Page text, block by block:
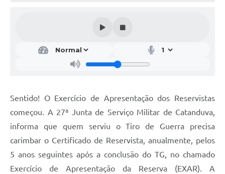
Jornal
Agenda
Sentido! O Exercício de Apresentação dos Reservistas
começou. A 27ª Junta de Serviço Militar de Catanduva,
informa que quem serviu o Tiro de Guerra precisa
carimbar o Certificado de Reservista, anualmente, pelos
5 anos seguintes após a conclusão do TG, no chamado
Exercício de Apresentação da Reserva (EXAR). A